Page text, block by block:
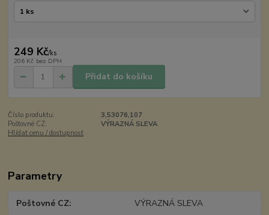
249 Kč/ks
206 Kč bez DPH
Přidat do košíku
Číslo produktu:
3,53076,107
Poštovné CZ:
VÝRAZNÁ SLEVA
Hlídat cenu / dostupnost
Parametry
Poštovné CZ VÝRAZNÁ SLEVA